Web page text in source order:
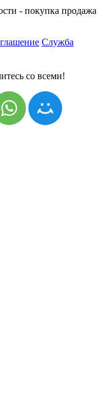
- покупка продажа
Служба
со всеми!